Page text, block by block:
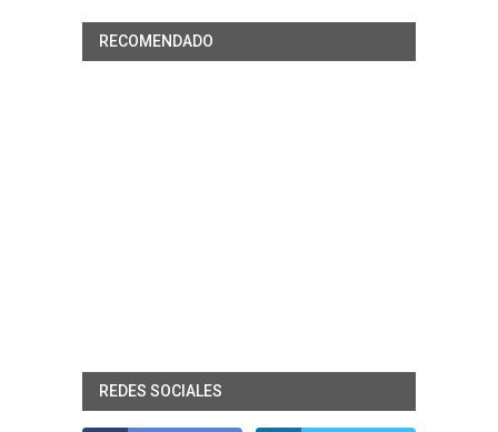
RECOMENDADO
REDES SOCIALES